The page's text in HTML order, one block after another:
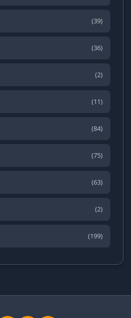
(39)
(36)
(2)
(11)
(84)
(75)
(63)
(2)
(199)